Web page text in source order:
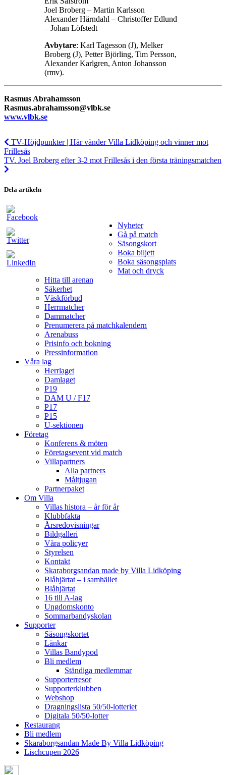
Joel Broberg – Martin Karlsson
Alexander Härndahl – Christoffer Edlund
– Johan Löfstedt
Avbytare: Karl Tagesson (J), Melker
Broberg (J), Petter Björling, Tim Persson,
Alexander Karlgren, Anton Johansson
(rmv).
Rasmus Abrahamsson
Rasmus.abrahamsson@vlbk.se
www.vlbk.se
TV-Höjdpunkter | Här vänder Villa Lidköping och vinner mot
Frillesås
TV. Joel Broberg efter 3-2 mot Frillesås i den första träningsmatchen
Dela artikeln
Nyheter
Gå på match
Säsongskort
Boka biljett
Boka säsongsplats
Mat och dryck
Hitta till arenan
Säkerhet
Väskförbud
Herrmatcher
Dammatcher
Prenumerera på matchkalendern
Arenabuss
Prisinfo och bokning
Pressinformation
Våra lag
Herrlaget
Damlaget
P19
DAM U / F17
P17
P15
U-sektionen
Företag
Konferens & möten
Företagsevent vid match
Villapartners
Alla partners
Måltjugan
Partnerpaket
Om Villa
Villas histora – år för år
Klubbfakta
Årsredovisningar
Bildgalleri
Våra policyer
Styrelsen
Kontakt
Skaraborgsandan made by Villa Lidköping
Blåhjärtat – i samhället
Blåhjärtat
16 till A-lag
Ungdomskonto
Sommarbandyskolan
Supporter
Säsongskortet
Länkar
Villas Bandypod
Bli medlem
Ständiga medlemmar
Supporterresor
Supporterklubben
Webshop
Dragningslista 50/50-lotteriet
Digitala 50/50-lotter
Restaurang
Bli medlem
Skaraborgsandan Made By Villa Lidköping
Lischcupen 2026